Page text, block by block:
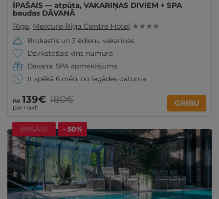
ĪPAŠAIS — atpūta, VAKARIŅAS DIVIEM + SPA
baudas DĀVANĀ
Rīga, Mercure Riga Centre Hotel ★ ★ ★ ★
Brokastis un 3 ēdienu vakariņas
Dzirkstošais vīns numurā
Dāvana: SPA apmeklējums
Ir spēkā 6 mēn. no iegādes datuma
no 139€
par nakti
180€ GRIBU
ĪPAŠAIS! - 50%